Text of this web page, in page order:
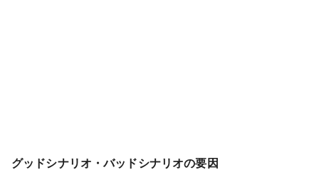
グッドシナリオ・バッドシナリオの要因